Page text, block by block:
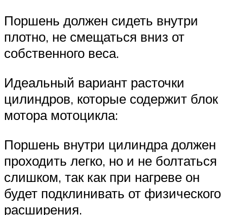
Поршень должен сидеть внутри
плотно, не смещаться вниз от
собственного веса.
Идеальный вариант расточки
цилиндров, которые содержит блок
мотора мотоцикла:
Поршень внутри цилиндра должен
проходить легко, но и не болтаться
слишком, так как при нагреве он
будет подклинивать от физического
расширения.